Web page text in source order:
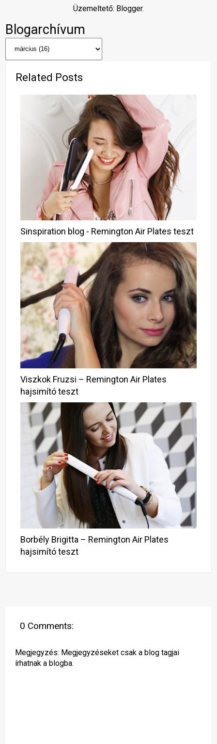
Üzemeltető: Blogger.
Blogarchívum
Related Posts
Sinspiration blog - Remington Air Plates teszt
Viszkok Fruzsi – Remington Air Plates
hajsimító teszt
Borbély Brigitta – Remington Air Plates
hajsimító teszt
0 Comments:
Megjegyzés: Megjegyzéseket csak a blog tagjai
írhatnak a blogba.